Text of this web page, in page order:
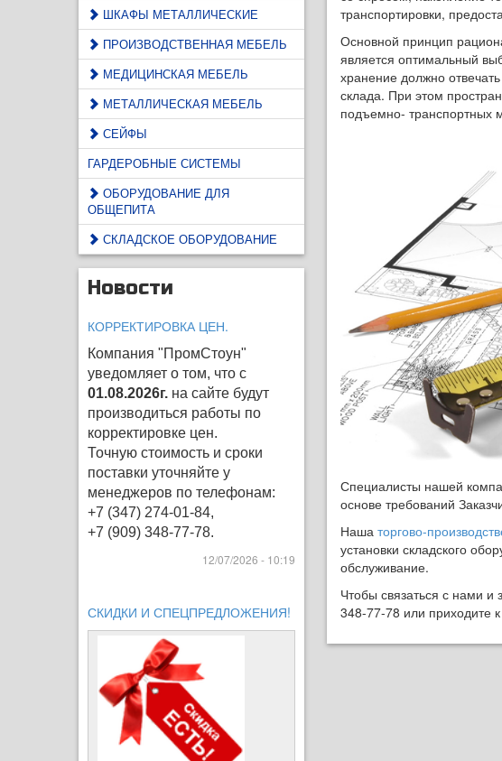
ШКАФЫ МЕТАЛЛИЧЕСКИЕ
ПРОИЗВОДСТВЕННАЯ МЕБЕЛЬ
МЕДИЦИНСКАЯ МЕБЕЛЬ
МЕТАЛЛИЧЕСКАЯ МЕБЕЛЬ
СЕЙФЫ
ГАРДЕРОБНЫЕ СИСТЕМЫ
ОБОРУДОВАНИЕ ДЛЯ
ОБЩЕПИТА
СКЛАДСКОЕ ОБОРУДОВАНИЕ
Новости
КОРРЕКТИРОВКА ЦЕН.
Компания "ПромСтоун"
уведомляет о том, что с
01.08.2026г. на сайте будут
производиться работы по
корректировке цен.
Точную стоимость и сроки
поставки уточняйте у
менеджеров по телефонам:
+7 (347) 274-01-84,
+7 (909) 348-77-78.
12/07/2026 - 10:19
СКИДКИ И СПЕЦПРЕДЛОЖЕНИЯ!
транспортировки,
Основной принцип
является оптимальный
хранение должно
склада. При этом
подъемно- транспортных
Специалисты нашей
основе требований
Наша торгово-
установки складского
обслуживание.
Чтобы связаться с нами и
348-77-78 или приходите